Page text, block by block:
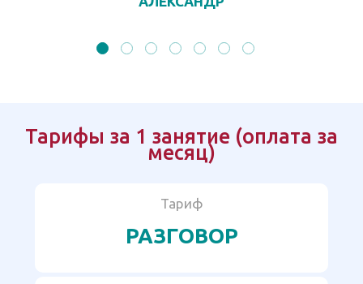
Тарифы за 1 занятие (оплата за
месяц)
Тариф
РАЗГОВОР